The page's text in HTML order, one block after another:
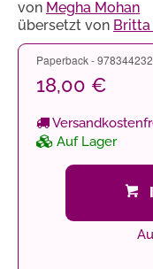
von Megha Mohan
übersetzt von Britta
Paperback -
18,00 €
Auf Lager